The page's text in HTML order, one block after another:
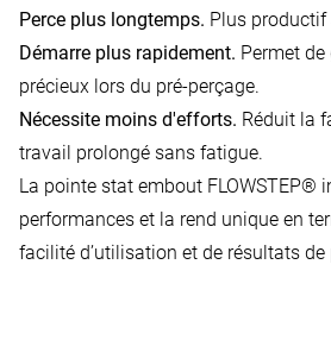
Autoriser l'utilisation
Perce plus longtemps. Plus productif
Démarre plus rapidement. Permet
précieux lors du pré-perçage.
Nécessite moins d'efforts. Réduit la
travail prolongé sans fatigue.
La pointe stat embout FLOWSTEP®
performances et la rend unique en
facilité d’utilisation et de résultats de